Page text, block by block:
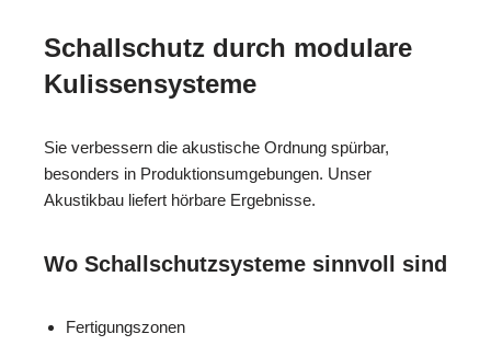
Schallschutz durch modulare
Kulissensysteme
Sie verbessern die akustische Ordnung spürbar,
besonders in Produktionsumgebungen. Unser
Akustikbau liefert hörbare Ergebnisse.
Wo Schallschutzsysteme sinnvoll sind
Fertigungszonen